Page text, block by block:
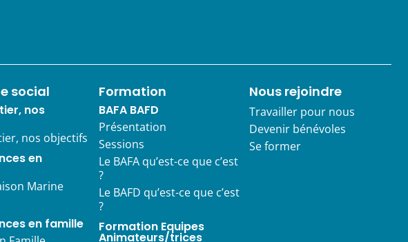
social
nos
nos objectifs
en
Marine
en famille
Formation
BAFA BAFD
Présentation
Sessions
Le BAFA qu’est-ce que c’est
?
Le BAFD qu’est-ce que c’est
?
Formation Equipes
Animateurs/trices
Nous rejoindre
Travailler pour nous
Devenir bénévoles
Se former